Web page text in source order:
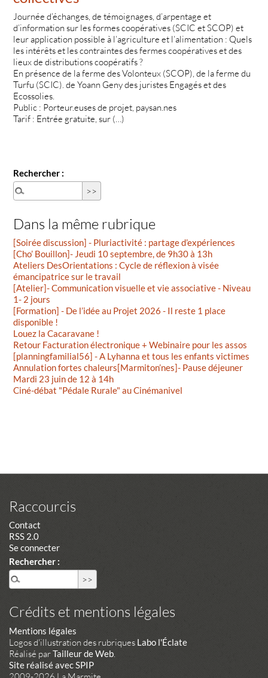
Journée d’échanges, de témoignages, d’arpentage et
d’information sur les formes coopératives (SCIC et SCOP) et
leur application possible à l’agriculture et l’alimentation : Quels
les intérêts et les contraintes des fermes coopératives et des
lieux de distributions coopératifs ?
En présence de la ferme des Volonteux (SCOP), de la ferme du
Turfu (SCIC). de Yoann Geny des juristes Engagés et des
Ecossolies.
Public : Porteur.euses de projet, paysan.nes
Tarif : Entrée gratuite, sur (…)
Rechercher :
Dans la même rubrique
[Soirée discussion] - Pluriactivité : partage d’expériences
[Cho’ Bouillon]- Jeudi 10 septembre, de 9h30 à 13h
Ateliers DesOrientations : Cycle de réflexion à visée
émancipatrice sur le travail
[Atelier]- Communication visuelle et vie associative - Niveau
1- 2 jours
[Formation] - De l’idée au Projet 2026 - Il reste 1 place
disponible !
Louez la Cacaravane !
Retour Facturation électronique + Webinaire pour les assos
[planningfamilial56] - A Lyhanna et tous les enfants victimes
Annulation fortes chaleurs[Marmiton’nes]- Pause déjeuner
Mardi 23 juin de 12 à 14h
Ciné-débat "Pédale Rurale" au Cinémanivel
Raccourcis
Contact
RSS 2.0
Se connecter
Rechercher :
Crédits et mentions légales
Mentions légales
Logos d'illustration des rubriques Labo l'Éclate
Réalisé parTailleur de Web
Site réalisé avec SPIP